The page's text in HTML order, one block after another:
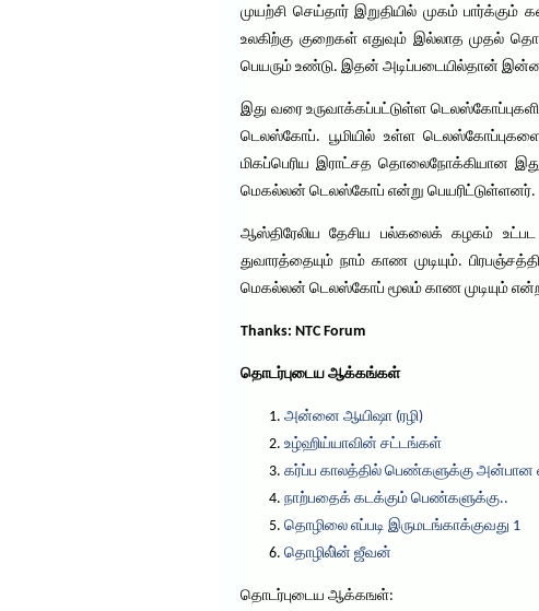
முயற்சி செய்தார் இறுதியில் முகம்
உலகிற்கு குறைகள் எதுவும் இல்லாத முதல்
பெயரும் உண்டு. இதன் அடிப்படையில்தான்
இது வரை உருவாக்கப்பட்டுள்ள
டெலஸ்கோப். பூமியில் உள்ள
மிகப்பெரிய இராட்சத தொலைநோக்கியான
மெகல்லன் டெலஸ்கோப் என்று பெயரிட்டுள்ளனர்.
ஆஸ்திரேலிய தேசிய பல்கலைக் கழகம்
துவாரத்தையும் நாம் காண முடியும்.
மெகல்லன் டெலஸ்கோப் மூலம் காண முடியும்
Thanks: NTC Forum
தொடர்புடைய ஆக்கங்கள்
அன்னை ஆயிஷா (ரழி)
உழ்ஹிய்யாவின் சட்டங்கள்
கர்ப்ப காலத்தில் பெண்களுக்கு அன்பான
நாற்பதைக் கடக்கும் பெண்களுக்கு..
தொழிலை எப்படி இருமடங்காக்குவது 1
தொழிலி்ன் ஜீவன்
தொடர்புடைய ஆக்கஙள்: